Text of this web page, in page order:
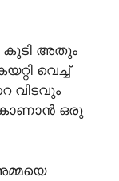
അതും
വെച്ച്
വിടവും
കാണാൻ ഒരു